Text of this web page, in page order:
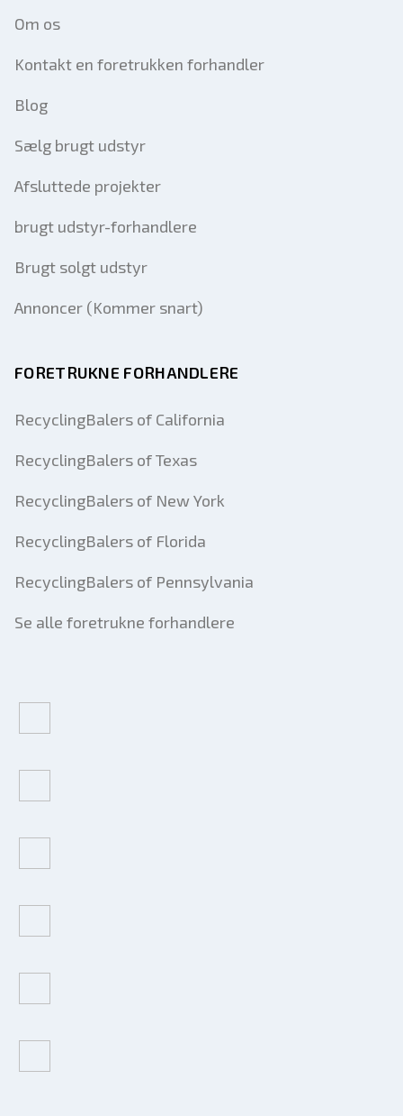
Om os
Kontakt en foretrukken forhandler
Blog
Sælg brugt udstyr
Afsluttede projekter
brugt udstyr-forhandlere
Brugt solgt udstyr
Annoncer (Kommer snart)
FORETRUKNE FORHANDLERE
RecyclingBalers of California
RecyclingBalers of Texas
RecyclingBalers of New York
RecyclingBalers of Florida
RecyclingBalers of Pennsylvania
Se alle foretrukne forhandlere